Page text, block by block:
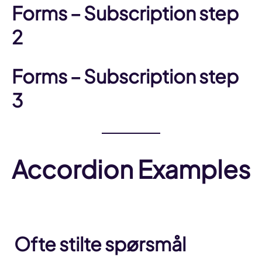
Forms – Subscription step
2
Forms – Subscription step
3
Accordion Examples
Ofte stilte spørsmål